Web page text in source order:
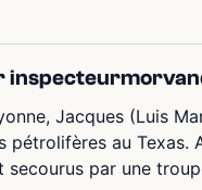
Jacques (Luis
au Texas.
par une